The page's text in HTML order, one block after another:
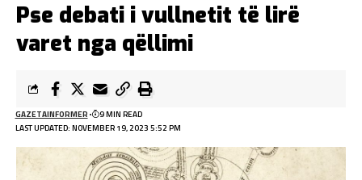
Pse debati i vullnetit të lirë
varet nga qëllimi
LAST UPDATED: NOVEMBER 19, 2023 5:52 PM
GAZETAINFORMER 9 MIN READ